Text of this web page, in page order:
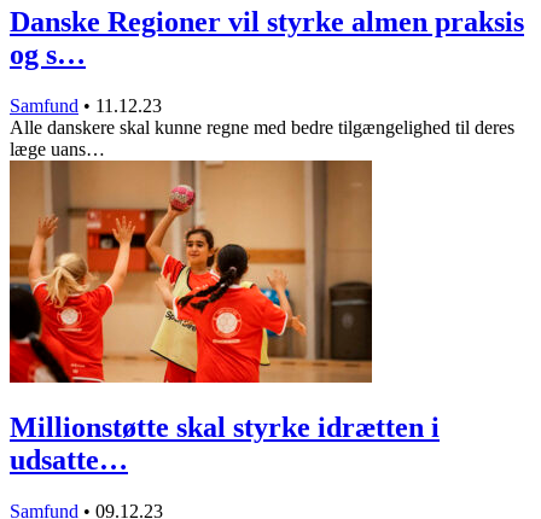
Danske Regioner vil styrke almen praksis
og s…
Samfund • 11.12.23
Alle danskere skal kunne regne med bedre tilgængelighed til deres
læge uans…
Millionstøtte skal styrke idrætten i
udsatte…
Samfund • 09.12.23